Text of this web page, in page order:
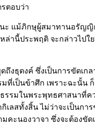
ตอบว่า
ะ แม้ภิกษุผู้สมาทานอรัญญิ
ล่านี้ประพฤติ จะกล่าวไปใ
ถึงธุดงค์ ซึ่งเป็นการขัดเกล
มที่เป็นข้าศึก เพราะฉะนั้น
รรมในพระพุทธศาสนาที่คว
กิเลสทั้งสิ้น ไม่ว่าจะเป็นกา
คะนองวาจา ซึ่งจะต้องขัด